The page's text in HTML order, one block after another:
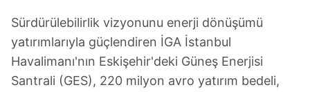
Sürdürülebilirlik vizyonunu enerji dönüşümü
yatırımlarıyla güçlendiren İGA İstanbul
Havalimanı'nın Eskişehir'deki Güneş Enerjisi
Santrali (GES), 220 milyon avro yatırım bedeli,